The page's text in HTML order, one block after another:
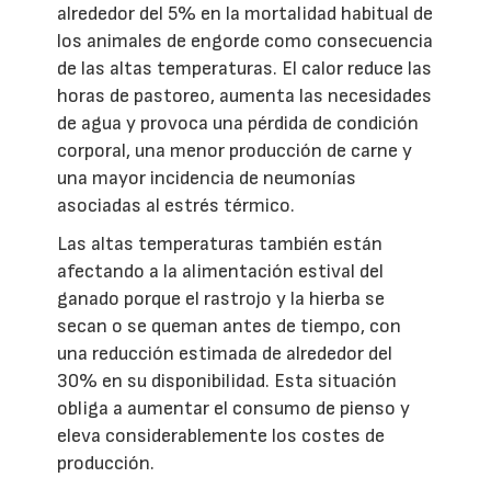
alrededor del 5% en la mortalidad habitual de
los animales de engorde como consecuencia
de las altas temperaturas. El calor reduce las
horas de pastoreo, aumenta las necesidades
de agua y provoca una pérdida de condición
corporal, una menor producción de carne y
una mayor incidencia de neumonías
asociadas al estrés térmico.
Las altas temperaturas también están
afectando a la alimentación estival del
ganado porque el rastrojo y la hierba se
secan o se queman antes de tiempo, con
una reducción estimada de alrededor del
30% en su disponibilidad. Esta situación
obliga a aumentar el consumo de pienso y
eleva considerablemente los costes de
producción.